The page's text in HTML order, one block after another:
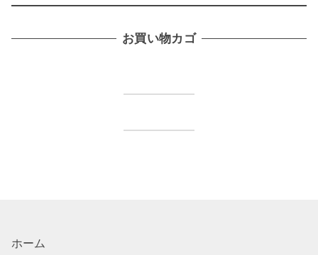
お買い物カゴ
ホーム